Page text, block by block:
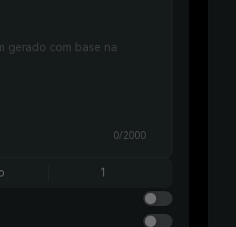
0/2000
1